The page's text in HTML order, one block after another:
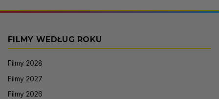
FILMY WEDŁUG ROKU
Filmy 2028
Filmy 2027
Filmy 2026